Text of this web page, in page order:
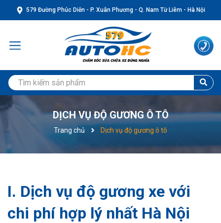
579 Đường Phúc Diễn - P. Xuân Phương - Q. Nam Từ Liêm - Hà Nội
DỊCH VỤ ĐỘ GƯƠNG Ô TÔ
Trang chủ Dịch vụ độ gương ô tô
I. Dịch vụ độ gương xe với
chi phí hợp lý nhất Hà Nội